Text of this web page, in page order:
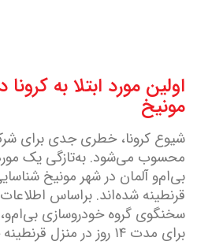
اولین مورد ابتلا به
مونیخ
شیوع کرونا، خطری جدی برای
محسوب می‌شود. به‌تازگی یک مورد
قرنطینه شده‌اند. براساس
برای مدت ۱۴ روز در منزل قرنطینه خواهند…